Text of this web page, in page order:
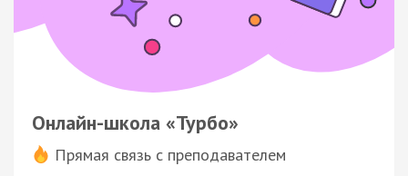
Онлайн-школа «Турбо»
Прямая связь с преподавателем